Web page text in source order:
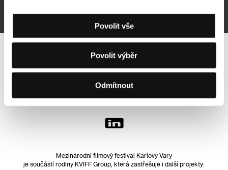
Povolit vše
Povolit výběr
Odmítnout
Sledujte nás na síti:
Mezinárodní filmový festival Karlovy Vary
je součástí rodiny KVIFF Group, která zastřešuje i další projekty: